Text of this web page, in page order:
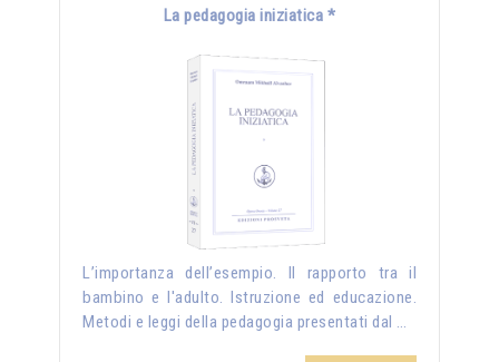
La pedagogia iniziatica *
L’importanza dell’esempio. Il rapporto tra il
bambino e l'adulto. Istruzione ed educazione.
Metodi e leggi della pedagogia presentati dal …